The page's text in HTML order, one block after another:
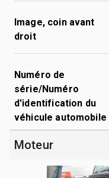
Image, coin avant
droit
Numéro de
série/Numéro
d'identification du
véhicule automobile
Moteur